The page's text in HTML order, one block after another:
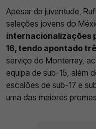
Apesar da juventude,
seleções jovens do
internacionalizações
16, tendo apontado
serviço do Monterrey,
equipa de sub-15, além
escalões de sub-17 e
uma das maiores